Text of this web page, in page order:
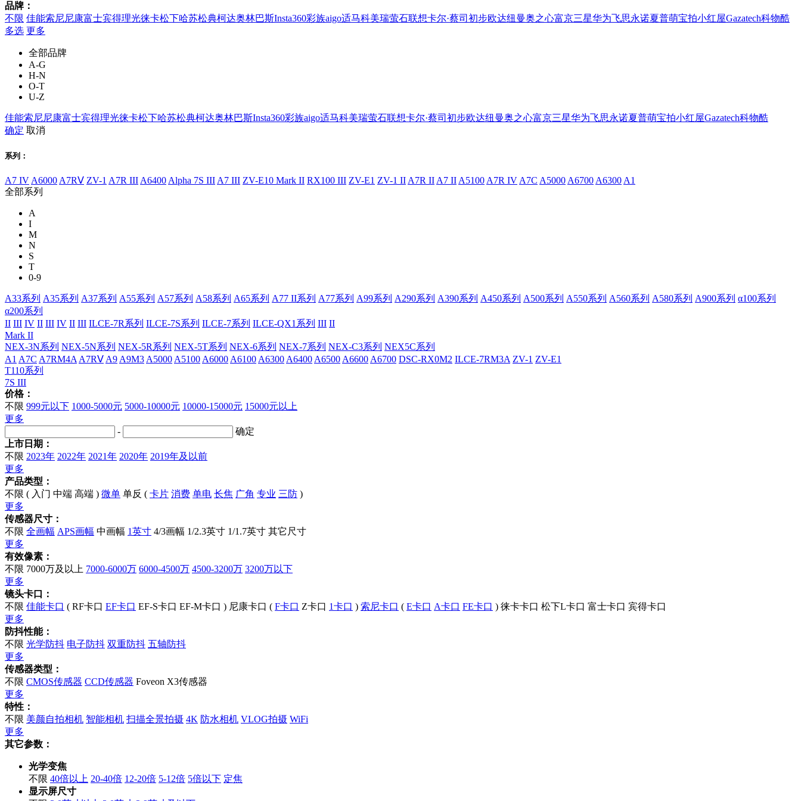
品牌：
不限 佳能索尼尼康富士宾得理光徕卡松下哈苏松典柯达奥林巴斯Insta360彩族aigo适马科美瑞萤石联想卡尔·蔡司 初步欧达纽曼奥之心富京三星华为飞思永诺夏普萌宝拍小红屋Gazatech科物酷
多选 更多
全部品牌
A-G
H-N
O-T
U-Z
佳能索尼尼康富士宾得理光徕卡松下哈苏松典柯达奥林巴斯Insta360彩族aigo适马科美瑞萤石联想卡尔·蔡司 初步欧达纽曼奥之心富京三星华为飞思永诺夏普萌宝拍小红屋Gazatech科物酷
确定 取消
系列：
A7 IV A6000 A7RⅤ ZV-1 A7R III A6400 Alpha 7S III A7 III ZV-E10 Mark II RX100 III ZV-E1 ZV-1 II A7R II A7 II A5100 A7R IV A7C A5000 A6700 A6300 A1
全部系列
A
I
M
N
S
T
0-9
A33系列 A35系列 A37系列 A55系列 A57系列 A58系列 A65系列 A77 II系列 A77系列 A99系列 A290系列 A390系列 A450系列 A500系列 A550系列 A560系列 A580系列 A900系列 α100系列
α200系列
II III IV II III IV II III ILCE-7R系列 ILCE-7S系列 ILCE-7系列 ILCE-QX1系列 III II
Mark II
NEX-3N系列 NEX-5N系列 NEX-5R系列 NEX-5T系列 NEX-6系列 NEX-7系列 NEX-C3系列 NEX5C系列
A1 A7C A7RM4A A7RⅤ A9 A9M3 A5000 A5100 A6000 A6100 A6300 A6400 A6500 A6600 A6700 DSC-RX0M2 ILCE-7RM3A ZV-1 ZV-E1
T110系列
7S III
价格：
不限 999元以下 1000-5000元 5000-10000元 10000-15000元 15000元以上
更多
-
确定
上市日期：
不限 2023年 2022年 2021年 2020年 2019年及以前
更多
产品类型：
不限 ( 入门 中端 高端 ) 微单 单反 ( 卡片 消费 单电 长焦 广角 专业 三防 )
更多
传感器尺寸：
不限 全画幅 APS画幅 中画幅 1英寸 4/3画幅 1/2.3英寸 1/1.7英寸 其它尺寸
更多
有效像素：
不限 7000万及以上 7000-6000万 6000-4500万 4500-3200万 3200万以下
更多
镜头卡口：
不限 佳能卡口 ( RF卡口 EF卡口 EF-S卡口 EF-M卡口 ) 尼康卡口 ( F卡口 Z卡口 1卡口 ) 索尼卡口 ( E卡口 A卡口 FE卡口 ) 徕卡卡口 松下L卡口 富士卡口 宾得卡口
更多
防抖性能：
不限 光学防抖 电子防抖 双重防抖 五轴防抖
更多
传感器类型：
不限 CMOS传感器 CCD传感器 Foveon X3传感器
更多
特性：
不限 美颜自拍相机 智能相机 扫描全景拍摄 4K 防水相机 VLOG拍摄 WiFi
更多
其它参数：
光学变焦
不限 40倍以上 20-40倍 12-20倍 5-12倍 5倍以下 定焦
显示屏尺寸